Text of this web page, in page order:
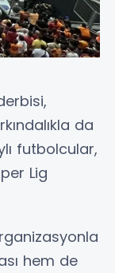
da
futbolcular,
Lig
hem de